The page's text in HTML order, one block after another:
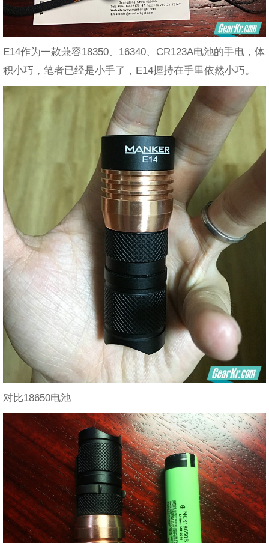
E14作为一款兼容18350、16340、CR123A电池的手电，体
积小巧，笔者已经是小手了，E14握持在手里依然小巧。
对比18650电池